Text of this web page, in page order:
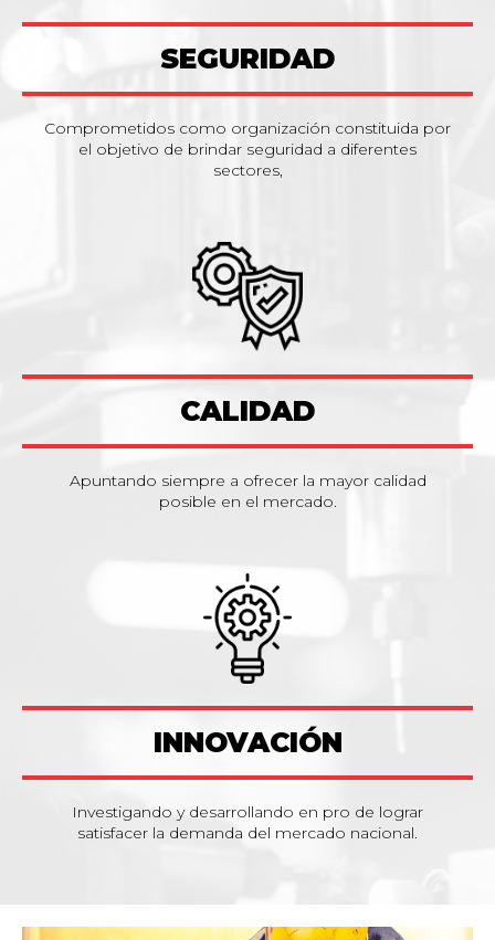
SEGURIDAD
Comprometidos como organización constituida por
el objetivo de brindar seguridad a diferentes
sectores,
CALIDAD
Apuntando siempre a ofrecer la mayor calidad
posible en el mercado.
INNOVACIÓN
Investigando y desarrollando en pro de lograr
satisfacer la demanda del mercado nacional.